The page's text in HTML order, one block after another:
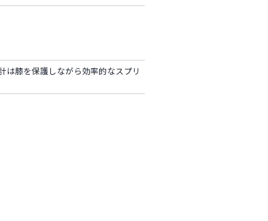
は膝を保護しながら効率的なスプリ